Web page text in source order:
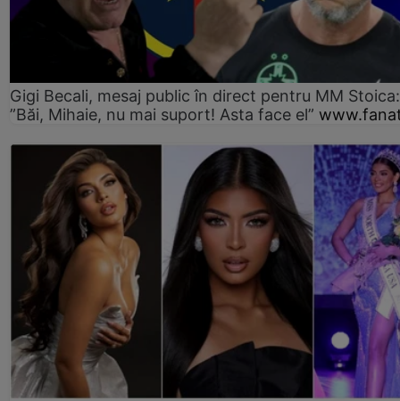
Gigi Becali, mesaj public în direct pentru MM Stoica:
”Băi, Mihaie, nu mai suport! Asta face el”